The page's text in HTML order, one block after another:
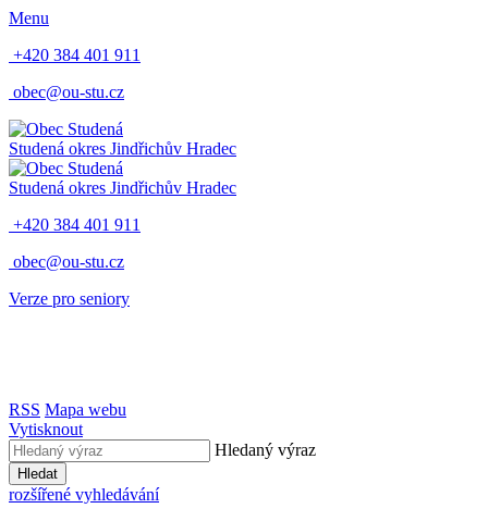
Menu
+420 384 401 911
obec@ou-stu.cz
Studená okres Jindřichův Hradec
Studená okres Jindřichův Hradec
+420 384 401 911
obec@ou-stu.cz
Verze pro seniory
RSS Mapa webu
Vytisknout
Hledaný výraz
Hledat
rozšířené vyhledávání